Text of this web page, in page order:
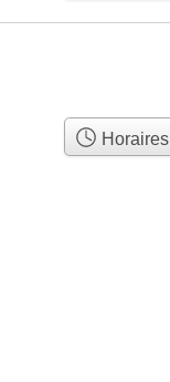
Horaires